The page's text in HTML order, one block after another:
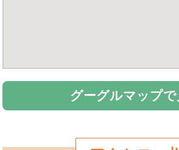
グーグルマップで